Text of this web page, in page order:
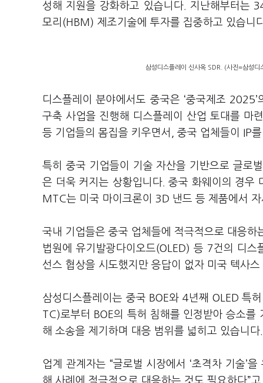
성해 지원을 강화하고 있습니다. 지난해부터는
모리(HBM) 제조기술에 투자를 집중하고 있습니
삼성디스플레이 신사옥 SDR. (사진=삼성디
디스플레이 분야에서도 중국은 ‘중국제조
구축 사업을 진행해 디스플레이 산업 토대를 마
등 기업들의 몸집을 키우면서, 중국 업체들이 IP
특히 중국 기업들이 기술 자산을 기반으로 글로
은 더욱 커지는 상황입니다. 중국 화웨이의 경우
MTC는 미국 마이크론이 3D 낸드 등 제품에서
국내 기업들은 중국 업체들에 적극적으로 대응
법원에 유기발광다이오드(OLED) 등 7건의 디
선스 협상을 시도했지만 응답이 없자 미국 텍사
삼성디스플레이는 중국 BOE와 4년째 OLED 특
TC)로부터 BOE의 특허 침해를 인정받아 승소
해 소송을 제기하며 대응 범위를 넓히고 있습니다.
업계 관계자는 “글로벌 시장에서 ‘초격차 기술’
해 사례에 적극적으로 대응하는 것도 필요하다”고